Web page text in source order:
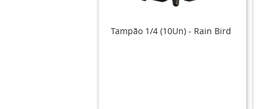
Tampão 1/4 (10Un) - Rain Bird